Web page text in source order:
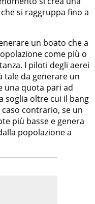
si raggruppa fino a
un boato che a
come più o
I piloti degli aerei
tale da generare un
una quota pari ad
soglia oltre cui il bang
contrario, se un
più basse e genera
popolazione a